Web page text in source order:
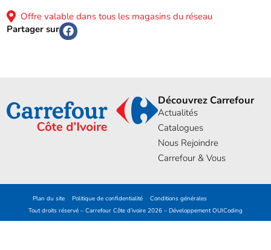
Offre valable dans tous les magasins du réseau
Partager sur
Découvrez Carrefour
Actualités
Catalogues
Nous Rejoindre
Carrefour & Vous
Plan du site Politique de confidentialité
Conditions générales
Tout droits réservé – Carrefour Côte d’ivoire 2026 – DéveloppementOUICoding